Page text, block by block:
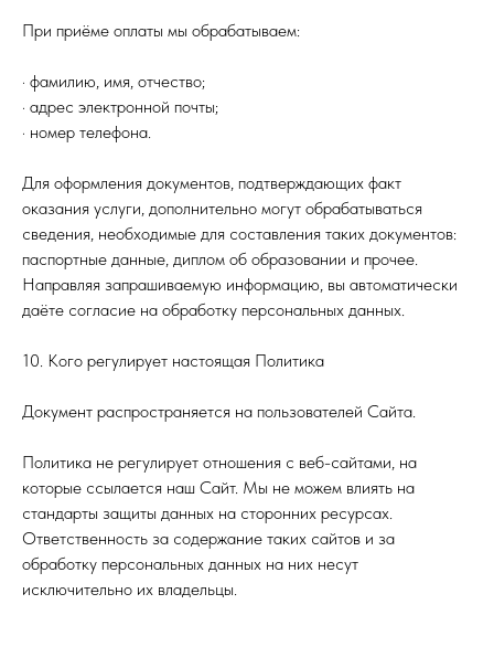
При приёме оплаты мы обрабатываем:
· фамилию, имя, отчество;
· адрес электронной почты;
· номер телефона.
Для оформления документов, подтверждающих факт
оказания услуги, дополнительно могут обрабатываться
сведения, необходимые для составления таких документов:
паспортные данные, диплом об образовании и прочее.
Направляя запрашиваемую информацию, вы автоматически
даёте согласие на обработку персональных данных.
10. Кого регулирует настоящая Политика
Документ распространяется на пользователей Сайта.
Политика не регулирует отношения с веб-сайтами, на
которые ссылается наш Сайт. Мы не можем влиять на
стандарты защиты данных на сторонних ресурсах.
Ответственность за содержание таких сайтов и за
обработку персональных данных на них несут
исключительно их владельцы.